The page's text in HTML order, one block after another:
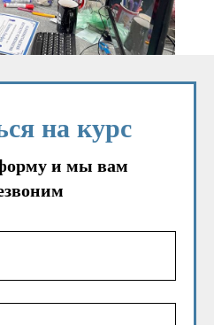
на курс
и мы вам